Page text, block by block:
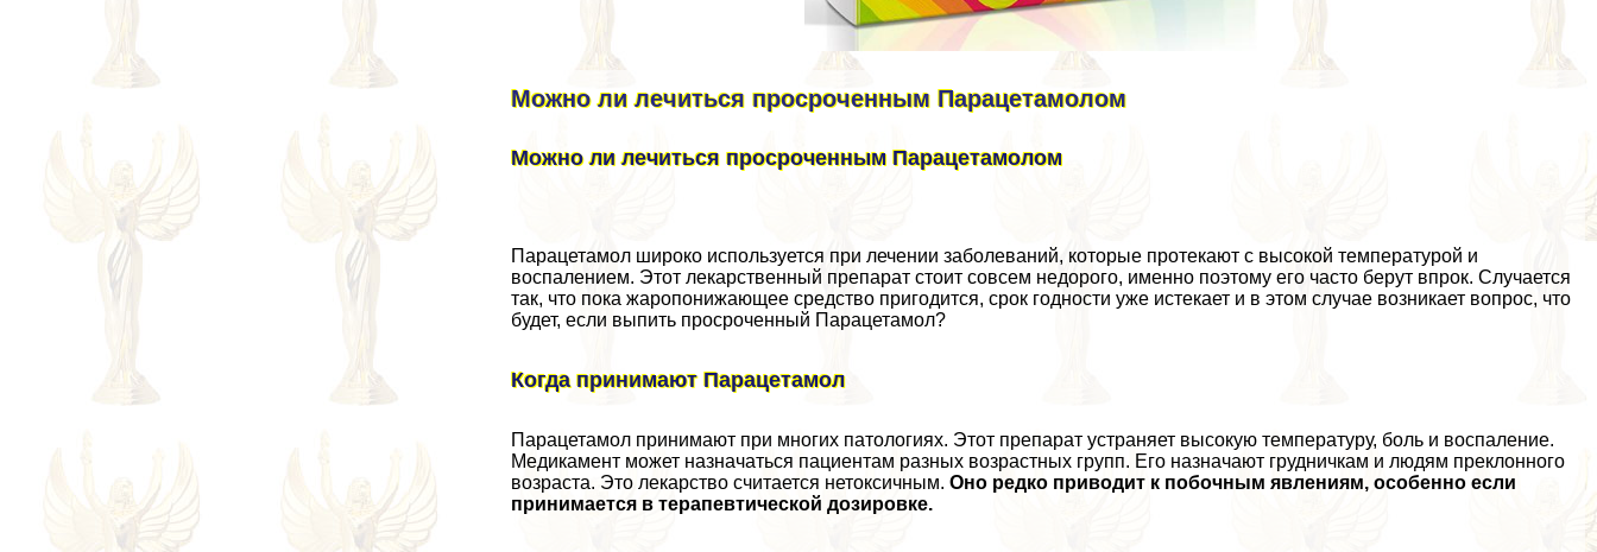
Можно ли лечиться просроченным Парацетамолом
Можно ли лечиться просроченным Парацетамолом
Парацетамол широко используется при лечении заболеваний, которые протекают с высокой температурой и
воспалением. Этот лекарственный препарат стоит совсем недорого, именно поэтому его часто берут впрок. Случается
так, что пока жаропонижающее средство пригодится, срок годности уже истекает и в этом случае возникает вопрос, что
будет, если выпить просроченный Парацетамол?
Когда принимают Парацетамол
Парацетамол принимают при многих патологиях. Этот препарат устраняет высокую температуру, боль и воспаление.
Медикамент может назначаться пациентам разных возрастных групп. Его назначают грудничкам и людям преклонного
возраста. Это лекарство считается нетоксичным.Оно редко приводит к побочным явлениям, особенно если
принимается в терапевтической дозировке.